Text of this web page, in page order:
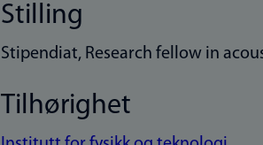
Stilling
Stipendiat, Research fellow in
Tilhørighet